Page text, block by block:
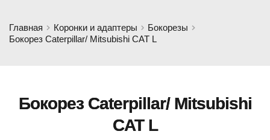
Главная Коронки и адаптеры
Бокорезы
Бокорез Caterpillar/ Mitsubishi CAT L
Бокорез Caterpillar/ Mitsubishi
CAT L